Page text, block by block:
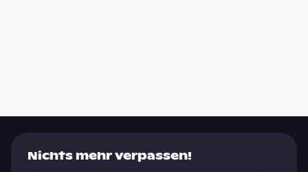
Nichts mehr verpassen!